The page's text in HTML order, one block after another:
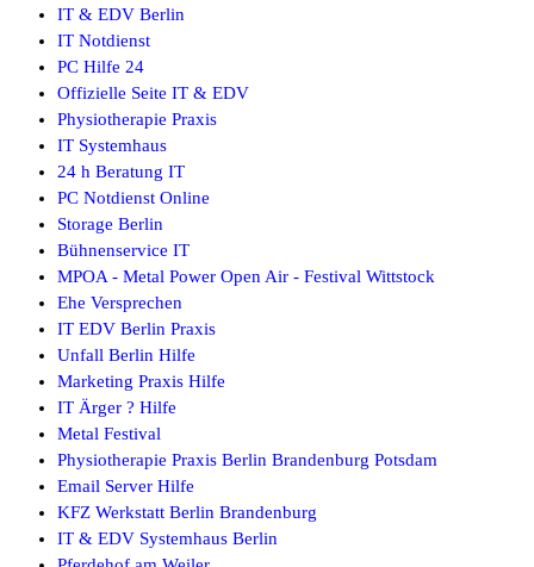
IT & EDV Berlin
IT Notdienst
PC Hilfe 24
Offizielle Seite IT & EDV
Physiotherapie Praxis
IT Systemhaus
24 h Beratung IT
PC Notdienst Online
Storage Berlin
Bühnenservice IT
MPOA - Metal Power Open Air - Festival Wittstock
Ehe Versprechen
IT EDV Berlin Praxis
Unfall Berlin Hilfe
Marketing Praxis Hilfe
IT Ärger ? Hilfe
Metal Festival
Physiotherapie Praxis Berlin Brandenburg Potsdam
Email Server Hilfe
KFZ Werkstatt Berlin Brandenburg
IT & EDV Systemhaus Berlin